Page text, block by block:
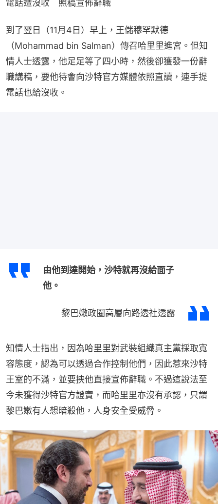
電話遭沒收　照稿宣佈辭職
到了翌日（11月4日）早上，王儲穆罕默德
（Mohammad bin Salman）傳召哈里里進宮。但知
情人士透露，他足足等了四小時，然後卻獲發一份辭
職講稿，要他待會向沙特官方媒體依照直讀，連手提
電話也給沒收。
由他到達開始，沙特就再沒給面子
他。
黎巴嫩政圈高層向路透社透露
知情人士指出，因為哈里里對武裝組織真主黨採取寬
容態度，認為可以透過合作控制他們，因此惹來沙特
王室的不滿，並要挾他直接宣佈辭職。不過這說法至
今未獲得沙特官方證實，而哈里里亦沒有承認，只謂
黎巴嫩有人想暗殺他，人身安全受威脅。